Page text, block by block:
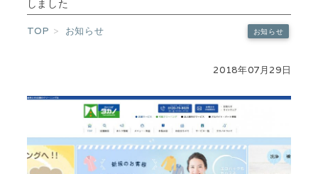
しました
TOP お知らせ お知らせ
2018年07月29日